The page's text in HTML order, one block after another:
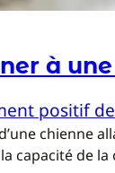
à
positif
chienne
capacité de la